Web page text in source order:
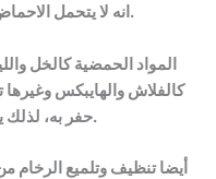
انه لا يتحمل الاحماض ولا المنظفات القوية.
المواد الحمضية كالخل
كالفلاش والهايبكس
حفر به، لذلك يحظر استخدامها.
أيضا تنظيف وتلميع الرخام